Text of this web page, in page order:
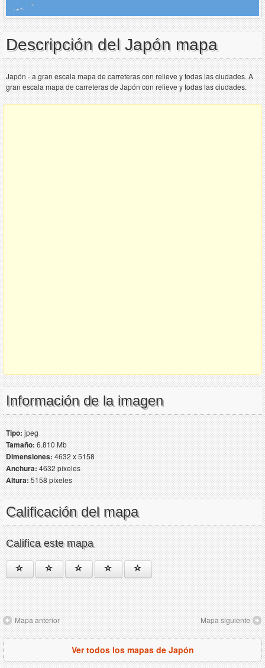
Descripción del Japón mapa
Japón - a gran escala mapa de carreteras con relieve y todas las ciudades. A
gran escala mapa de carreteras de Japón con relieve y todas las ciudades.
Información de la imagen
Tipo:jpeg
Tamaño:6.810 Mb
Dimensiones:4632 x 5158
Anchura:4632 píxeles
Altura:5158 píxeles
Calificación del mapa
Califica este mapa
Mapa anterior Mapa siguiente
Ver todos los mapas de Japón